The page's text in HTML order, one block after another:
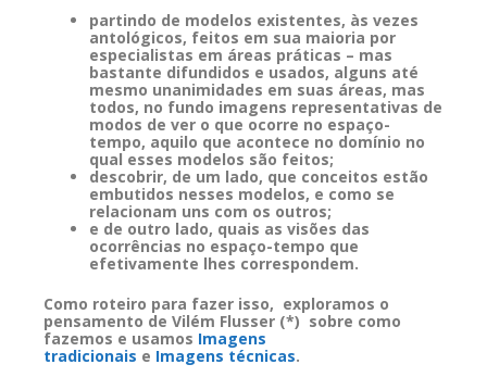
partindo de modelos existentes, às vezes
antológicos, feitos em sua maioria por
especialistas em áreas práticas – mas
bastante difundidos e usados, alguns até
mesmo unanimidades em suas áreas, mas
todos, no fundo imagens representativas de
modos de ver o que ocorre no espaço-
tempo, aquilo que acontece no domínio no
qual esses modelos são feitos;
descobrir, de um lado, que conceitos estão
embutidos nesses modelos, e como se
relacionam uns com os outros;
e de outro lado, quais as visões das
ocorrências no espaço-tempo que
efetivamente lhes correspondem.
Como roteiro para fazer isso, exploramos o
pensamento de Vilém Flusser (*) sobre como
fazemos e usamos Imagens
tradicionais e Imagens técnicas.